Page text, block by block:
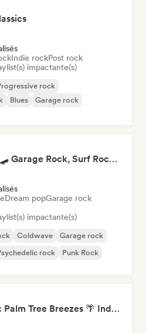
Indie rockPost rock
impactante(s)
rock
Blues
Garage rock
Skate Jams 🛹 Garage Rock, Surf Rock & Neo-Psych
Dream popGarage rock
impactante(s)
Coldwave
Garage rock
rock Punk Rock
Beach vibes: Palm Tree Breezes 🌴 Indie Folk, Acoustic & Singer-Songwriter